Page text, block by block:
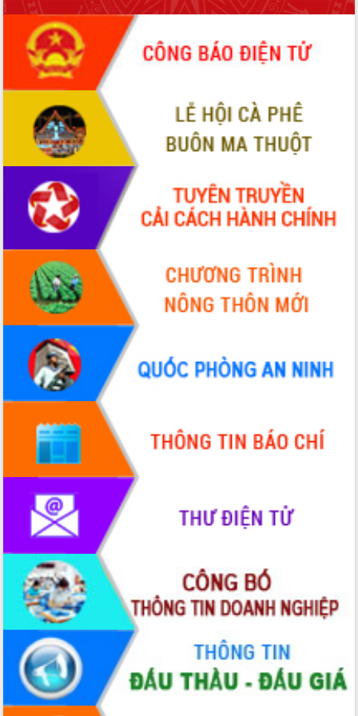
món ăn từ sầu riêng
Đắk Lắk công bố Quy hoạch và xúc
tiến đầu tư tỉnh
Ngành cá ngừ Đắk Lắk chủ động thích
ứng để giữ vững thị trường xuất khẩu
Diễn đàn Kinh tế tư nhân Việt Nam đột
phá cơ chế - Hợp tác công tư
Đề án 06 tạo bước ngoặt đột phá trong
cải cách hành chính tỉnh Đắk Lắk
Kết nối tour, đẩy mạnh chuyển đổi số
để phát triển du lịch Đắk Lắk
Khởi động Dự án Đầu tư xây dựng hạ
tầng kỹ thuật Cụm công nghiệp Tân
Gặp mặt các cơ quan báo chí nhân Kỷ
niệm 101 năm Ngày Báo chí Cách
mạng Việt Nam
Đắk Lắk sơ kết 4 năm triển khai thực
hiện Đề án 06 của Chính phủ
Họp báo thông tin về Hội nghị Công bố
Quy hoạch và Xúc tiến đầu tư tỉnh Đắk
Lắk
Khơi thông điểm nghẽn, đẩy nhanh
giải ngân vốn khắc phục thiên tai
HĐND tỉnh thông qua điều chỉnh Quy
hoạch tỉnh thời kỳ 2021-2030
Hội thảo góp ý hồ sơ điều chỉnh quy
hoạch tỉnh Đắk Lắk thời kỳ 2021-2030,
tầm nhìn đến năm 2050
Nâng cao hiệu quả hoạt động của các
doanh nghiệp nhà nước
Hội nghị triển khai kết nối mạng
truyền số liệu chuyên dùng phục vụ cơ
quan Đảng, Nhà nước
Lễ phát động chuỗi hoạt động chung
tay làm sạch môi trường
Xã Ea Kar bước chuyển mình trong
công tác cải cách hành chính mô hình
mới
UBND tỉnh họp báo định kỳ tháng 4
năm 2026